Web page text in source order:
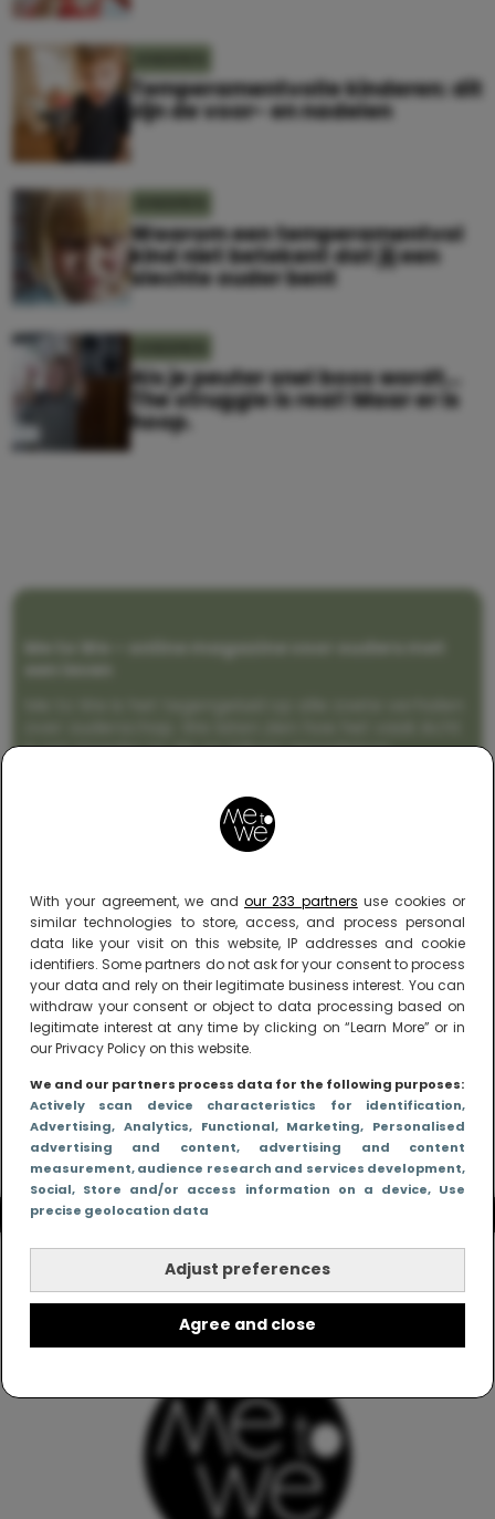
With your agreement, we and our 233 partners use cookies or
similar technologies to store, access, and process personal
data like your visit on this website, IP addresses and cookie
identifiers. Some partners do not ask for your consent to process
your data and rely on their legitimate business interest. You can
withdraw your consent or object to data processing based on
legitimate interest at any time by clicking on “Learn More” or in
our Privacy Policy on this website.
We and our partners process data for the following purposes:
Actively scan device characteristics for identification,
Advertising, Analytics, Functional, Marketing, Personalised
advertising and content, advertising and content
measurement, audience research and services development,
Social, Store and/or access information on a device, Use
precise geolocation data
Adjust preferences
Agree and close
Temperamentvolle kinderen: dit
zijn de voor- en nadelen
Waarom een temperamentvol
kind niet betekent dat jij een
slechte ouder bent
Als je peuter snel boos wordt…
The struggle is real! Maar er is
hoop.
Me to We – online magazine voor ouders met
is om moeder te zijn en blijven genadeloos
zonder filter. Gewoon, hoe het leven er aan toe
gaat met en naast een (eenouder)gezin. Dus
gegarandeerd een rommelig huis, schuimbekkende
peuters en boze kleuters achter het behang.